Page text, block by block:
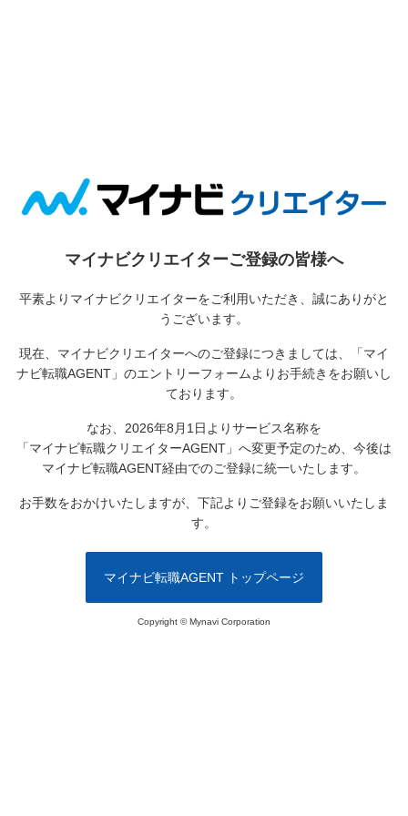
マイナビクリエイターご登録の皆様へ
平素よりマイナビクリエイターをご利用いただき、誠にありがと
うございます。
現在、マイナビクリエイターへのご登録につきましては、
「マイ
ナビ転職AGENT」のエントリーフォームよりお手続きをお願いし
ております。
なお、2026年8月1日よりサービス名称を
「マイナビ転職クリエイターAGENT」へ変更予定のため、 今後は
マイナビ転職AGENT経由でのご登録に統一いたします。
お手数をおかけいたしますが、下記よりご登録をお願いいたしま
す。
マイナビ転職AGENT トップページ
Copyright © Mynavi Corporation